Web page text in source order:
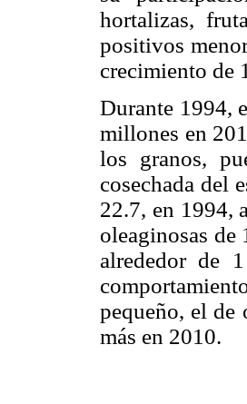
hortalizas,
positivos
crecimiento de
Durante 1994,
millones en
los granos,
cosechada del
22.7, en 1994,
oleaginosas de
alrededor de
pequeño, el de
más en 2010.